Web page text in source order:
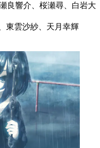
良響介、桜瀬尋、白岩大
東雲沙紗、天月幸輝